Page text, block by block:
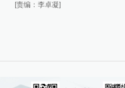
[责编：李卓凝]